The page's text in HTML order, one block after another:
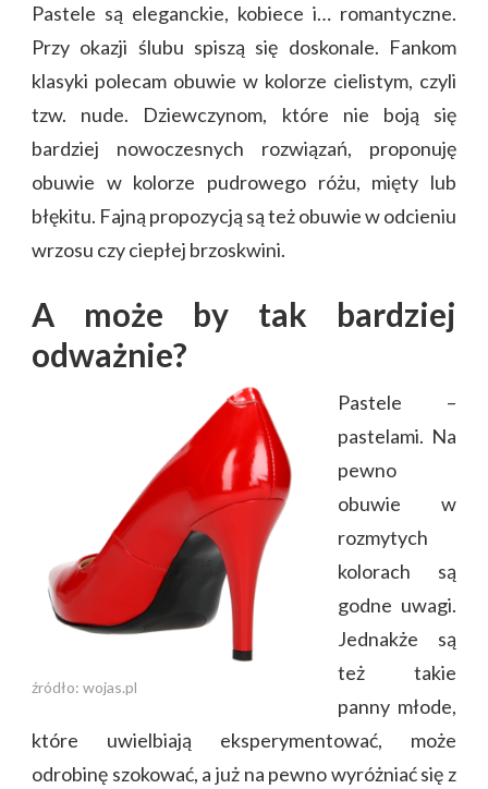
Pastele są eleganckie, kobiece i… romantyczne.
Przy okazji ślubu spiszą się doskonale. Fankom
klasyki polecam obuwie w kolorze cielistym, czyli
tzw. nude. Dziewczynom, które nie boją się
bardziej nowoczesnych rozwiązań, proponuję
obuwie w kolorze pudrowego różu, mięty lub
błękitu. Fajną propozycją są też obuwie w odcieniu
wrzosu czy ciepłej brzoskwini.
A może by tak bardziej
odważnie?
źródło: wojas.pl
Pastele –
pastelami. Na
pewno
obuwie w
rozmytych
kolorach są
godne uwagi.
Jednakże są
też takie
panny młode,
które uwielbiają eksperymentować, może
odrobinę szokować, a już na pewno wyróżniać się z